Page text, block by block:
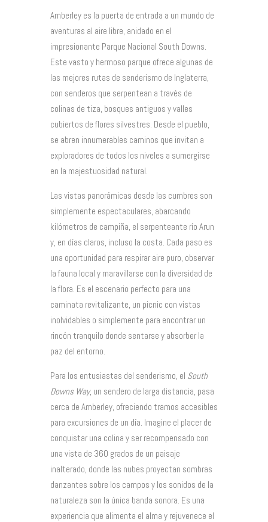
Amberley es la puerta de entrada a un mundo de
aventuras al aire libre, anidado en el
impresionante Parque Nacional South Downs.
Este vasto y hermoso parque ofrece algunas de
las mejores rutas de senderismo de Inglaterra,
con senderos que serpentean a través de
colinas de tiza, bosques antiguos y valles
cubiertos de flores silvestres. Desde el pueblo,
se abren innumerables caminos que invitan a
exploradores de todos los niveles a sumergirse
en la majestuosidad natural.
Las vistas panorámicas desde las cumbres son
simplemente espectaculares, abarcando
kilómetros de campiña, el serpenteante río Arun
y, en días claros, incluso la costa. Cada paso es
una oportunidad para respirar aire puro, observar
la fauna local y maravillarse con la diversidad de
la flora. Es el escenario perfecto para una
caminata revitalizante, un picnic con vistas
inolvidables o simplemente para encontrar un
rincón tranquilo donde sentarse y absorber la
paz del entorno.
Para los entusiastas del senderismo, el South
Downs Way, un sendero de larga distancia, pasa
cerca de Amberley, ofreciendo tramos accesibles
para excursiones de un día. Imagine el placer de
conquistar una colina y ser recompensado con
una vista de 360 grados de un paisaje
inalterado, donde las nubes proyectan sombras
danzantes sobre los campos y los sonidos de la
naturaleza son la única banda sonora. Es una
experiencia que alimenta el alma y rejuvenece el